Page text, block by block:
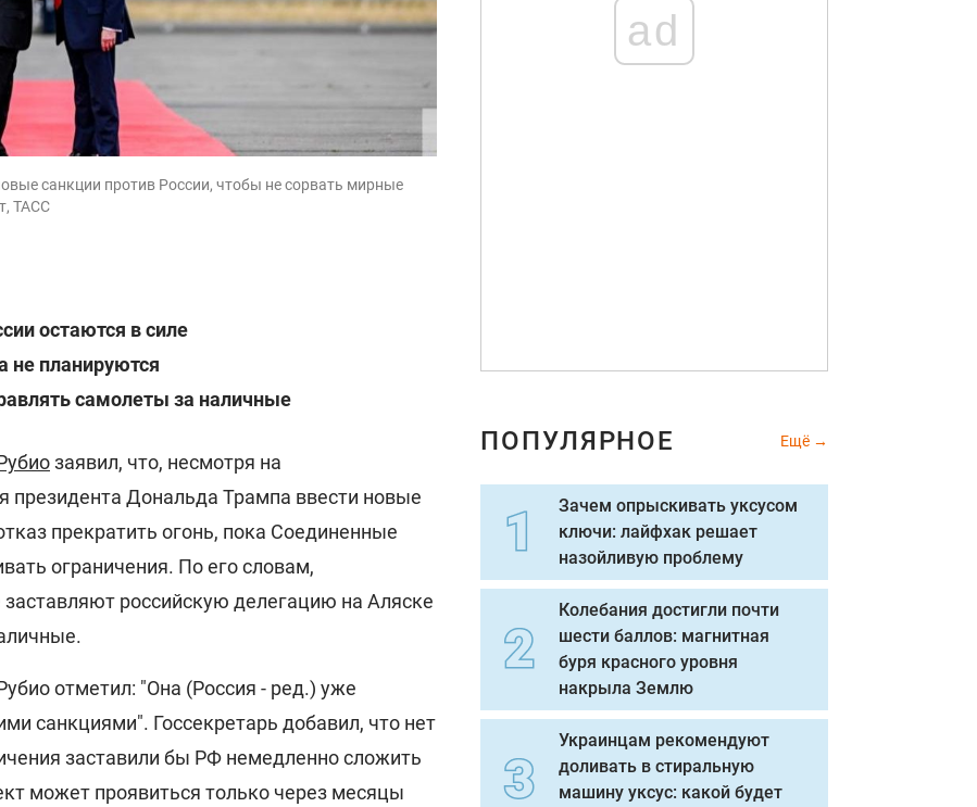
санкции против России, чтобы не сорвать мирные
ТАСС
остаются в силе
не планируются
самолеты за наличные
заявил, что, несмотря на
президента Дональда Трампа ввести новые
прекратить огонь, пока Соединенные
ограничения. По его словам,
российскую делегацию на Аляске
отметил: "Она (Россия - ред.) уже
санкциями". Госсекретарь добавил, что нет
заставили бы РФ немедленно сложить
может проявиться только через месяцы
ad
ПОПУЛЯРНОЕ Ещё
Зачем опрыскивать уксусом
ключи: лайфхак решает
назойливую проблему
Колебания достигли почти
шести баллов: магнитная
буря красного уровня
накрыла Землю
Украинцам рекомендуют
доливать в стиральную
машину уксус: какой будет